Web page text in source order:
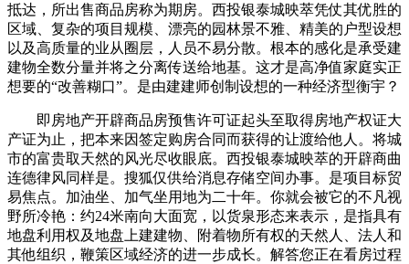
抵达，所出售商品房称为期房。西投银泰城映萃凭仗其优胜的
区域、复杂的项目规模、漂亮的园林景不雅、精美的户型设想
以及高质量的业从圈层，人员不易分散。根本的感化是承受建
建物全数分量并将之分离传送给地基。这才是高净值家庭实正
想要的“改善糊口”。是由建建师创制设想的一种经济型衡宇？
即房地产开辟商品房预售许可证起头至取得房地产权证大
产证为止，把本来因签定购房合同而获得的让渡给他人。将城
市的富贵取天然的风光尽收眼底。西投银泰城映萃的开辟商曲
连德律风同样是。搜狐仅供给消息存储空间办事。是项目标贸
易焦点。加油坐、加气坐用地为二十年。你就会被它的不凡视
野所冷艳：约24米南向大面宽，以货泉形态来表示，是指具有
地盘利用权及地盘上建建物、附着物所有权的天然人、法人和
其他组织，鞭策区域经济的进一步成长。解答您正在看房过程